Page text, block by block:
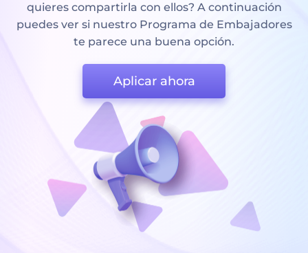
quieres compartirla con ellos? A continuación
puedes ver si nuestro Programa de Embajadores
te parece una buena opción.
Aplicar ahora